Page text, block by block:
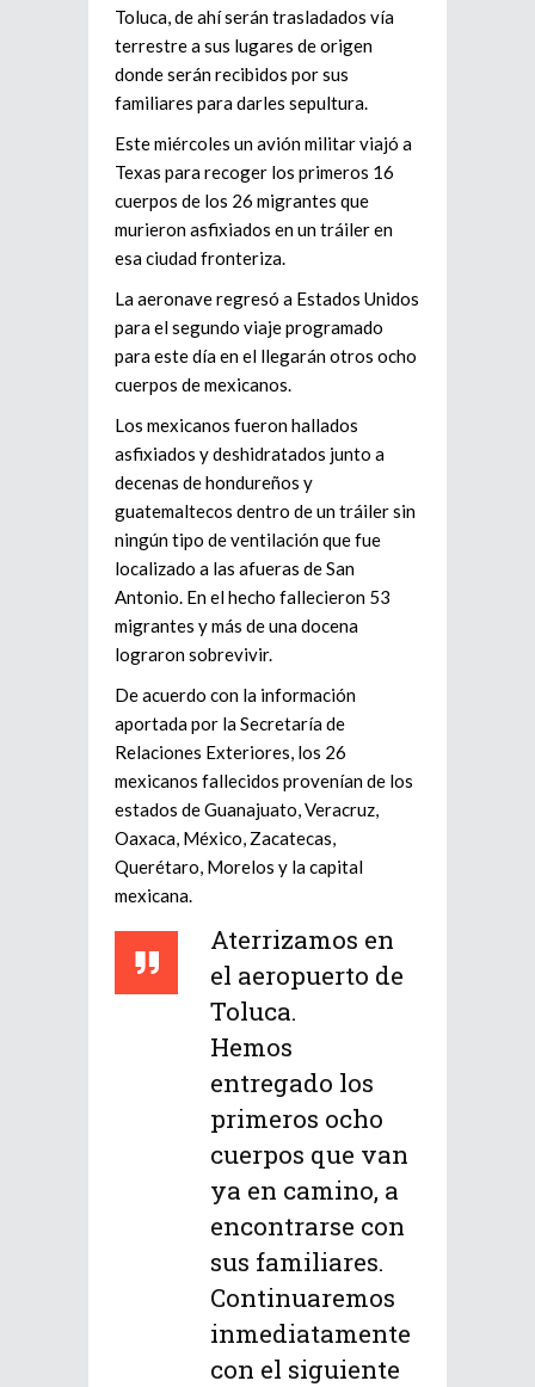
Toluca, de ahí serán trasladados vía
terrestre a sus lugares de origen
donde serán recibidos por sus
familiares para darles sepultura.
Este miércoles un avión militar viajó a
Texas para recoger los primeros 16
cuerpos de los 26 migrantes que
murieron asfixiados en un tráiler en
esa ciudad fronteriza.
La aeronave regresó a Estados Unidos
para el segundo viaje programado
para este día en el llegarán otros ocho
cuerpos de mexicanos.
Los mexicanos fueron hallados
asfixiados y deshidratados junto a
decenas de hondureños y
guatemaltecos dentro de un tráiler sin
ningún tipo de ventilación que fue
localizado a las afueras de San
Antonio. En el hecho fallecieron 53
migrantes y más de una docena
lograron sobrevivir.
De acuerdo con la información
aportada por la Secretaría de
Relaciones Exteriores, los 26
mexicanos fallecidos provenían de los
estados de Guanajuato, Veracruz,
Oaxaca, México, Zacatecas,
Querétaro, Morelos y la capital
mexicana.
Aterrizamos en
el aeropuerto de
Toluca.
Hemos
entregado los
primeros ocho
cuerpos que van
ya en camino, a
encontrarse con
sus familiares.
Continuaremos
inmediatamente
con el siguiente